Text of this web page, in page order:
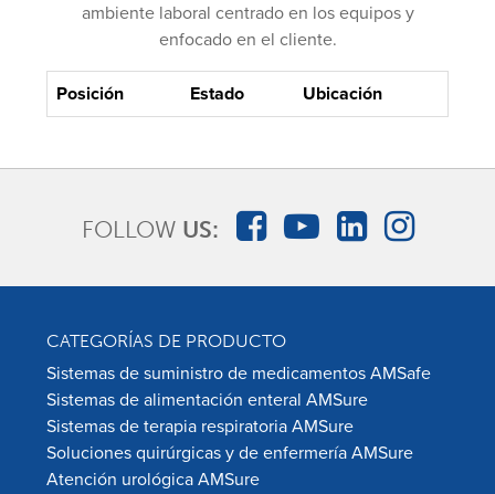
ambiente laboral centrado en los equipos y
enfocado en el cliente.
Posición Estado Ubicación
FOLLOW US:
CATEGORÍAS DE PRODUCTO
Sistemas de suministro de medicamentos AMSafe
Sistemas de alimentación enteral AMSure
Sistemas de terapia respiratoria AMSure
Soluciones quirúrgicas y de enfermería AMSure
Atención urológica AMSure